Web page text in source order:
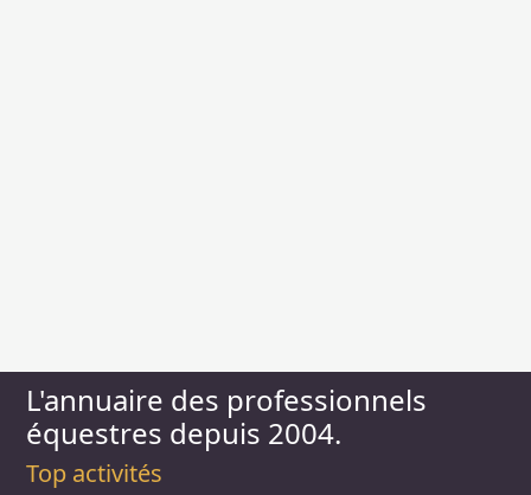
L'annuaire des professionnels
équestres depuis 2004.
Top activités